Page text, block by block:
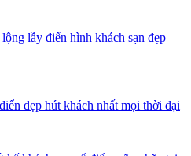
lẫy điển hình khách sạn đẹp
đẹp hút khách nhất mọi thời đại